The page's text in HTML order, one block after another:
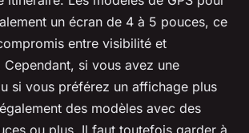
un écran de 4 à 5 pouces, ce
entre visibilité et
si vous avez une
si vous préférez un affichage plus
des modèles avec des